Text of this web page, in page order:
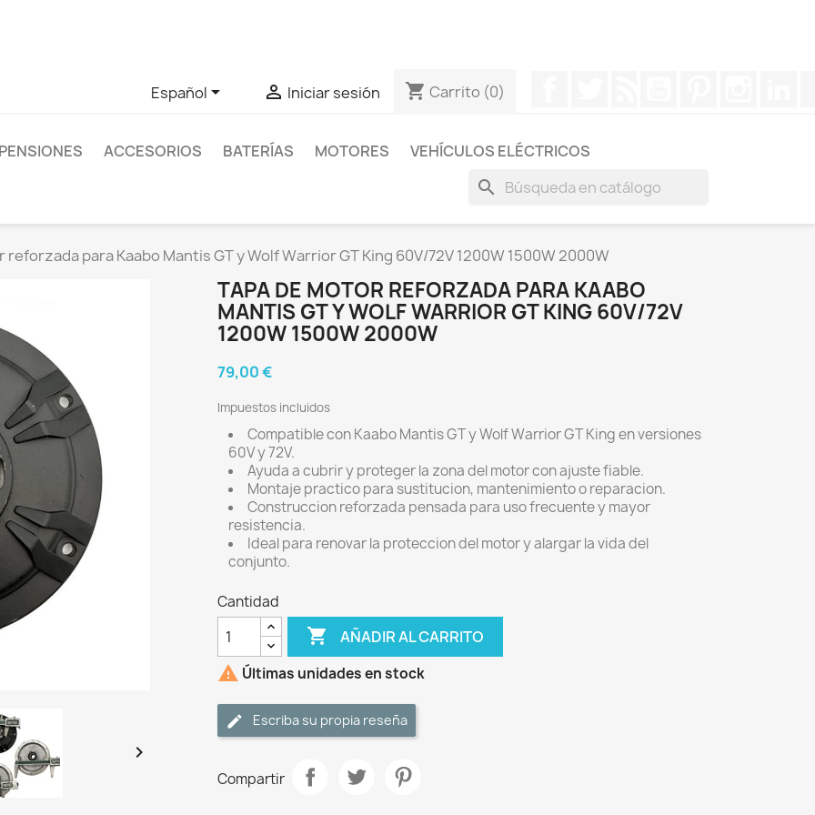
Español  Iniciar sesión shopping_cart Carrito (0)
ACCESORIOS BATERÍAS MOTORES VEHÍCULOS ELÉCTRICOS
search
reforzada para Kaabo Mantis GT y Wolf Warrior GT King 60V/72V 1200W 1500W 2000W

TAPA DE MOTOR REFORZADA PARA KAABO
MANTIS GT Y WOLF WARRIOR GT KING 60V/72V
1200W 1500W 2000W
79,00 €
Impuestos incluidos
Compatible con Kaabo Mantis GT y Wolf Warrior GT King en versiones
60V y 72V.
Ayuda a cubrir y proteger la zona del motor con ajuste fiable.
Montaje practico para sustitucion, mantenimiento o reparacion.
Construccion reforzada pensada para uso frecuente y mayor
resistencia.
Ideal para renovar la proteccion del motor y alargar la vida del
conjunto.
Cantidad
 AÑADIR AL CARRITO
 Últimas unidades en stock
Escriba su propia reseña
Compartir